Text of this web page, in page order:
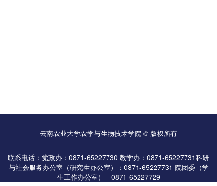
云南农业大学农学与生物技术学院 © 版权所有
联系电话：党政办：0871-65227730 教学办：0871-65227731科研
与社会服务办公室（研究生办公室）：0871-65227731 院团委（学
生工作办公室）：0871-65227729